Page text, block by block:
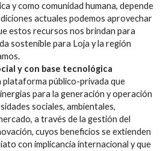
y como comunidad humana, depende
actuales podemos aprovechar
estos recursos nos brindan para
sostenible para Loja y la región
y con base tecnológica
plataforma público-privada que
para la generación y operación
sociales, ambientales,
a través de la gestión del
cuyos beneficios se extienden
con implicancia internacional y que